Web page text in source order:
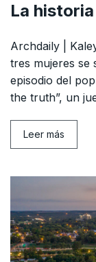
La
Archdaily |
tres mujeres se
episodio del
the truth”, un
Leer más